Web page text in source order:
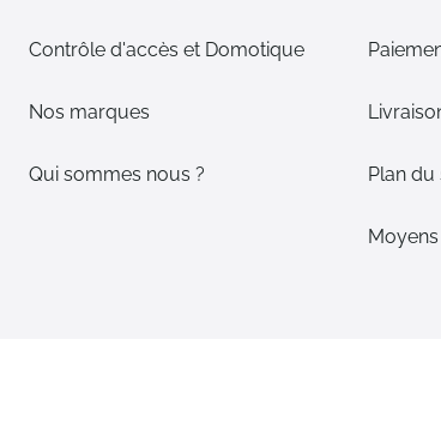
Contrôle d'accès et Domotique
Nos marques
Qui sommes nous ? Plan du